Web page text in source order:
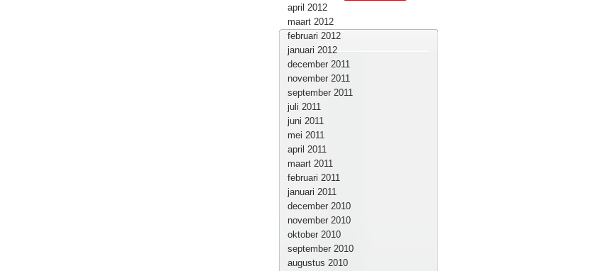
april 2012
maart 2012
februari 2012
januari 2012
december 2011
november 2011
september 2011
juli 2011
juni 2011
mei 2011
april 2011
maart 2011
februari 2011
januari 2011
december 2010
november 2010
oktober 2010
september 2010
augustus 2010